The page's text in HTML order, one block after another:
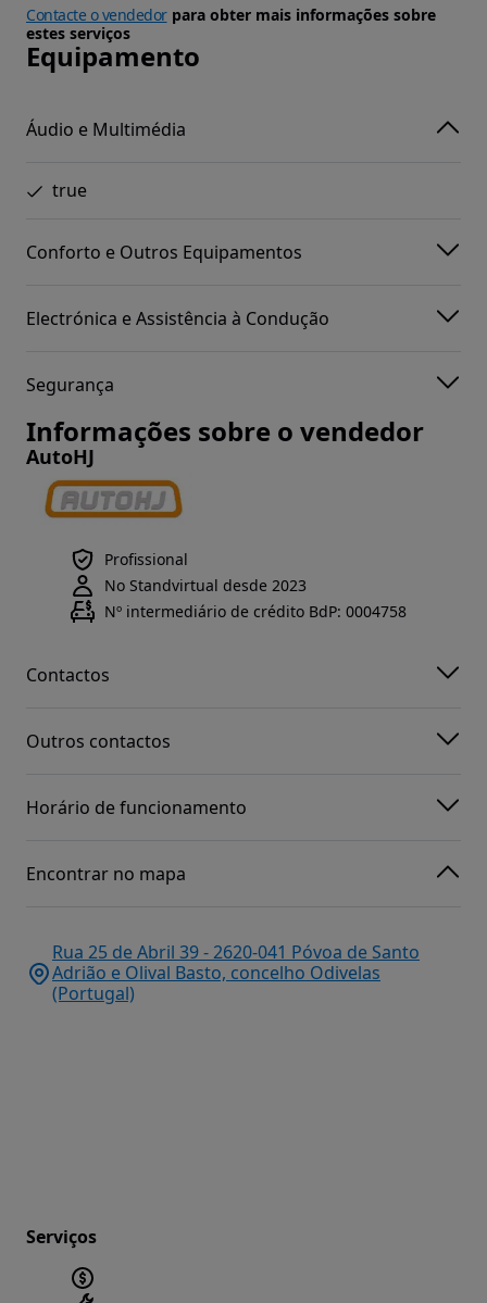
Contacte o vendedorpara obter mais informações sobre
estes serviços
Equipamento
Áudio e Multimédia
true
Conforto e Outros Equipamentos
Electrónica e Assistência à Condução
Segurança
Informações sobre o vendedor
AutoHJ
Profissional
No Standvirtual desde 2023
Nº intermediário de crédito BdP: 0004758
Contactos
Outros contactos
Horário de funcionamento
Encontrar no mapa
Rua 25 de Abril 39 - 2620-041 Póvoa de Santo
Adrião e Olival Basto, concelho Odivelas
(Portugal)
Serviços